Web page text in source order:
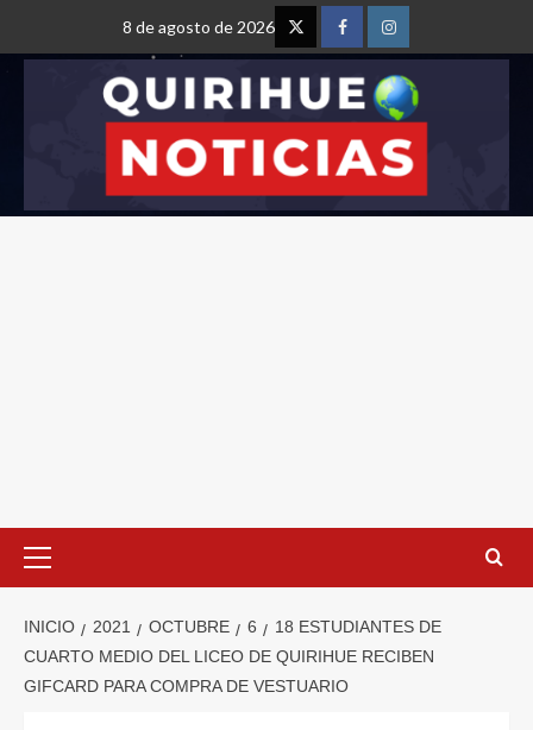
8 de agosto de 2026
INICIO 2021 OCTUBRE 6
18 ESTUDIANTES DE
CUARTO MEDIO DEL LICEO DE QUIRIHUE RECIBEN
GIFCARD PARA COMPRA DE VESTUARIO